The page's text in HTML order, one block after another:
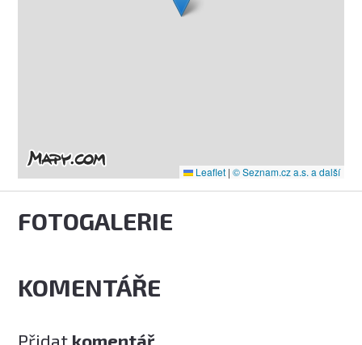
Leaflet | © Seznam.cz a.s. a další
FOTOGALERIE
KOMENTÁŘE
Přidat komentář